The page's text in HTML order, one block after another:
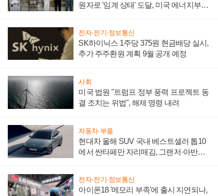
원자로 '임계 상태' 도달, 미국 에너지부
전자·전기·정보통신
SK하이닉스 1주당 375원 현금배당 실시,
추가 주주환원 계획 9월 공개 예정
사회
미국 법원 "트럼프 정부 풍력 프로젝트 동
결 조치는 위법", 해제 명령 내려
자동차·부품
현대차 올해 SUV 국내 베스트셀러 톱10
에서 싼타페만 자리매김, 그랜저·아반떼
전자·전기·정보통신
아이폰18 '메모리 부족'에 출시 지연되나,